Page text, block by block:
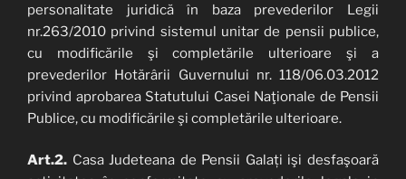
personalitate juridică în baza prevederilor Legii
nr.263/2010 privind sistemul unitar de pensii publice,
cu modificările şi completările ulterioare şi a
prevederilor Hotărârii Guvernului nr. 118/06.03.2012
privind aprobarea Statutului Casei Naţionale de Pensii
Publice, cu modificările şi completările ulterioare.
Art.2. Casa Judeteana de Pensii Galați işi desfaşoară